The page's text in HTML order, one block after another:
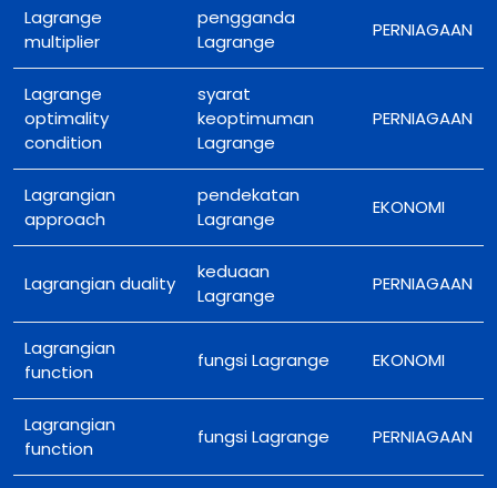
Lagrange
multiplier
pengganda
Lagrange
PERNIAGAAN
Lagrange
optimality
condition
syarat
keoptimuman
Lagrange
PERNIAGAAN
Lagrangian
approach
pendekatan
Lagrange
EKONOMI
Lagrangian duality
keduaan
Lagrange
PERNIAGAAN
Lagrangian
function
fungsi Lagrange EKONOMI
Lagrangian
function
fungsi Lagrange PERNIAGAAN